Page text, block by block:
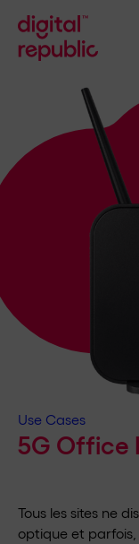
Use Cases
5G Office
Tous les sites ne
optique et parfois,